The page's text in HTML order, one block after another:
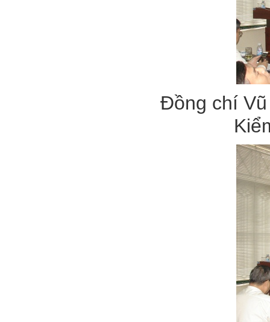
Đồng chí